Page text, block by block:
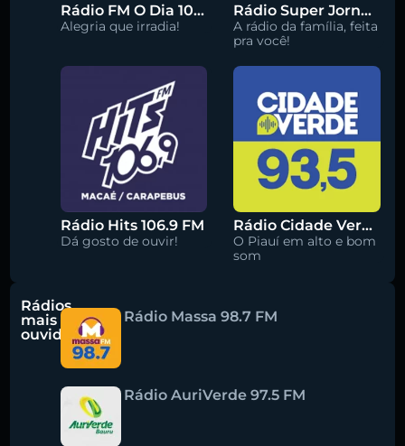
Rádio FM O Dia 100.5
Alegria que irradia!
Rádio Super Jornal 105.7 FM
A rádio da família, feita
pra você!
Rádio Hits 106.9 FM
Dá gosto de ouvir!
Rádio Cidade Verde 93.5 FM
O Piauí em alto e bom
som
Rádios
mais
ouvidas
Rádio Massa 98.7 FM
Rádio AuriVerde 97.5 FM